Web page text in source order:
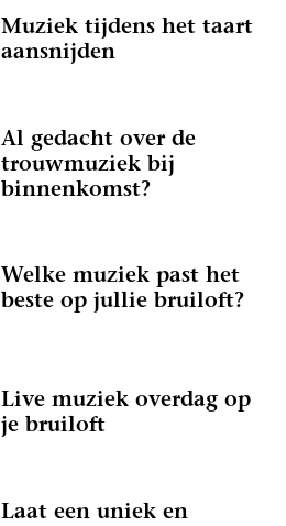
Muziek tijdens het taart
aansnijden
Al gedacht over de
trouwmuziek bij
binnenkomst?
Welke muziek past het
beste op jullie bruiloft?
Live muziek overdag op
je bruiloft
Laat een uniek en